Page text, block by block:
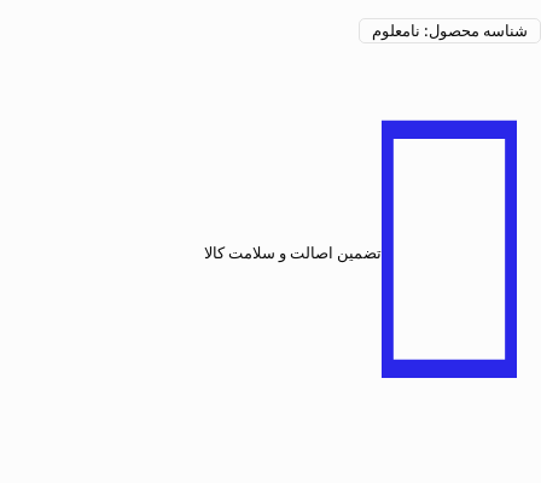
شناسه محصول: نامعلوم
تضمین اصالت و سلامت کالا